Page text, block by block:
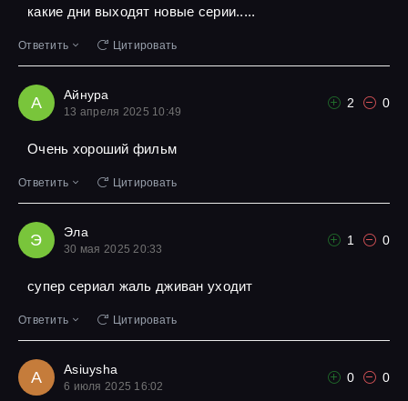
какие дни выходят новые серии.....
Ответить Цитировать
А Айнура
13 апреля 2025 10:49
2 0
Очень хороший фильм
Ответить Цитировать
Э Эла
30 мая 2025 20:33
1 0
супер сериал жаль дживан уходит
Ответить Цитировать
A Asiuysha
6 июля 2025 16:02
0 0